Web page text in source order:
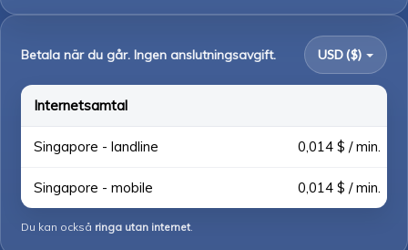
Betala när du går. Ingen anslutningsavgift. USD ($)
Internetsamtal
Singapore - landline 0,014 $ / min.
Singapore - mobile 0,014 $ / min.
Du kan också ringa utan internet.